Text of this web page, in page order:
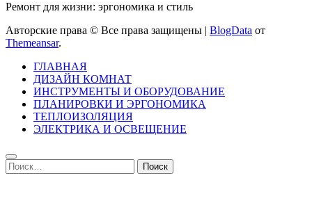
Ремонт для жизни: эргономика и стиль
Авторские права © Все права защищены | BlogData от
Themeansar.
ГЛАВНАЯ
ДИЗАЙН КОМНАТ
ИНСТРУМЕНТЫ И ОБОРУДОВАНИЕ
ПЛАНИРОВКИ И ЭРГОНОМИКА
ТЕПЛОИЗОЛЯЦИЯ
ЭЛЕКТРИКА И ОСВЕЩЕНИЕ
Найти: